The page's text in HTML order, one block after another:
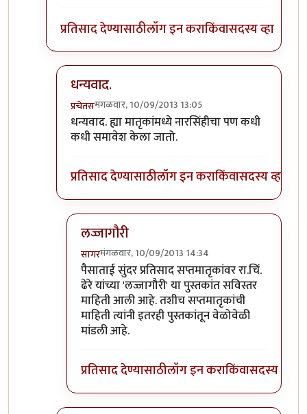
प्रतिसाद देण्यासाठीलॉग इन कराकिंवासदस्य व्हा
धन्यवाद.
प्रचेतसमंगळवार, 10/09/2013 13:05
In reply toआसराbyपैसा
धन्यवाद. ह्या मातृकांमध्ये नारसिंहीचा पण कधी
कधी समावेश केला जातो.
प्रतिसाद देण्यासाठीलॉग इन कराकिंवासदस्य व्हा
लज्जागौरी
सागरमंगळवार, 10/09/2013 14:34
In reply toधन्यवाद.byप्रचेतस
पैसाताई सुंदर प्रतिसाद सप्तमातृकांवर रा.चिं.
ढेरे यांच्या 'लज्जागौरी' या पुस्तकांत सविस्तर
माहिती आली आहे. तशीच सप्तमातृकांची
माहिती त्यांनी इतरही पुस्तकांतून वेळोवेळी
मांडली आहे.
प्रतिसाद देण्यासाठीलॉग इन कराकिंवासदस्य व्हा